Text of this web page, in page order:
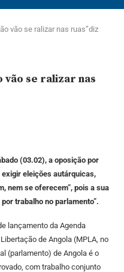
vão se ralizar nas ruas”diz
vão se ralizar nas
(03.02), a oposição por
eleições autárquicas,
nem se oferecem”, pois a sua
trabalho no parlamento”.
lançamento da Agenda
de Angola (MPLA, no
(parlamento) de Angola é o
com trabalho conjunto